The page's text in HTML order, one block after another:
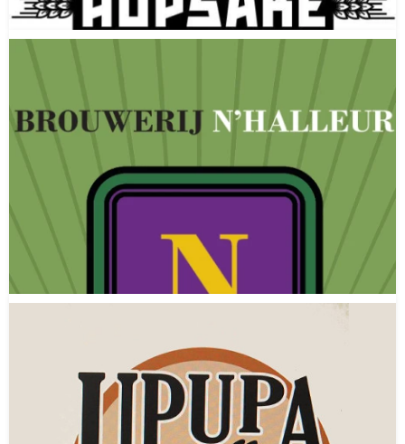
Brouwerij Hopsaké
Gelderland
(NED)
Gestopt in2018